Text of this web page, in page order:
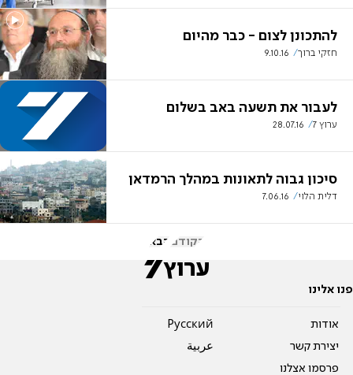
להתכונן לצום - כבר מהיום
חזקי ברוך 9.10.16
לעבור את תשעה באב בשלום
ערוץ 7 28.07.16
סיכון גבוה לתאונות במהלך הרמדאן
דלית הלוי 7.06.16
הקודם הבא
פנו אלינו
אודות
יצירת קשר
פרסמו אצלנו
Pусский
عربية